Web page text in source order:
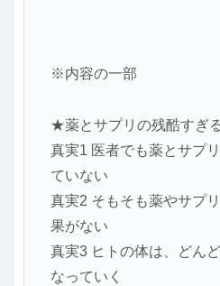
※内容の一部
★薬とサプリの残酷すぎ
真実1 医者でも薬とサプ
ていない
真実2 そもそも薬やサプ
果がない
真実3 ヒトの体は、どん
なっていく